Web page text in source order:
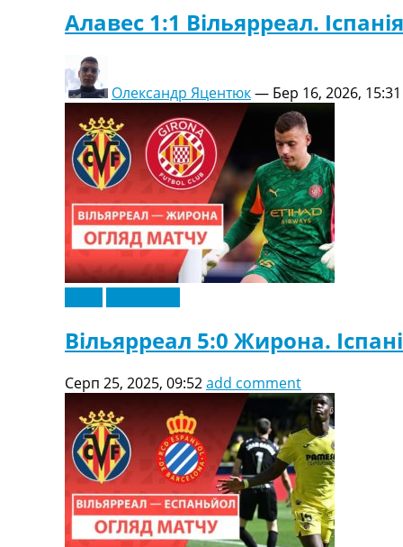
Україна. Перша Ліга
Ліга Чемпіонів
Ще Турніри >>>
Таблиці
Чемпіонат Світу. Турнирні таблиці
Таблиця УПЛ
Перша Ліга
Таблиця АПЛ
Таблиця Ла Ліги
Таблиця Ліги Чемпіонів
Всі таблиці >>>
Рейтинги
Рейтинг країн УЄФА
Рейтинг клубів УЄФА
Рейтинг ФІФА
Телепрограма
Алавес 1:1 Вільярреал.
Олександр Яцентюк— Бер 16, 2026, 15:31
Вільярреал 5:0 Жирона.
Серп 25, 2025, 09:52add comment